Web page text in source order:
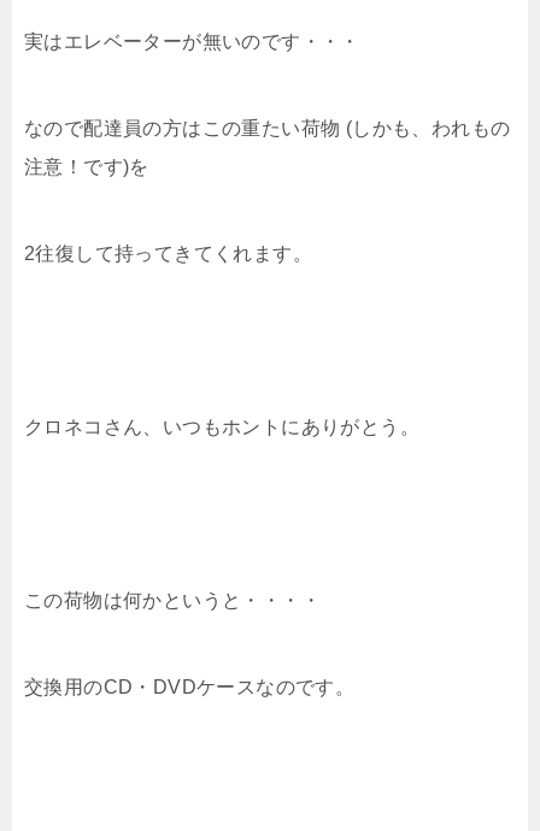
実はエレベーターが無いのです・・・
なので配達員の方はこの重たい荷物 (しかも、われもの
注意！です)を
2往復して持ってきてくれます。
クロネコさん、いつもホントにありがとう。
この荷物は何かというと・・・・
交換用のCD・DVDケースなのです。